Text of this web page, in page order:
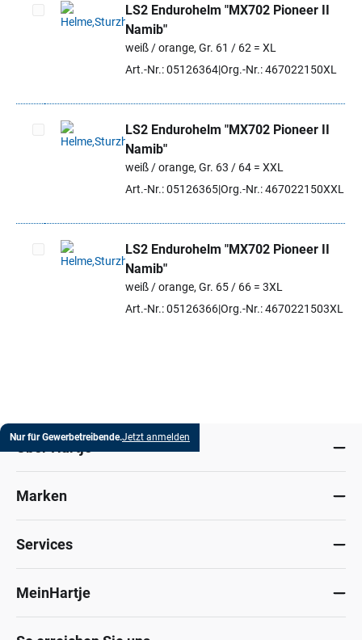
Artikel auswählen
LS2 Endurohelm "MX702 Pioneer II
Namib"
weiß / orange, Gr. 61 / 62 = XL
Art.-Nr.: 05126364Org.-Nr.: 467022150XL
Artikel auswählen
LS2 Endurohelm "MX702 Pioneer II
Namib"
weiß / orange, Gr. 63 / 64 = XXL
Art.-Nr.: 05126365Org.-Nr.: 467022150XXL
Artikel auswählen
LS2 Endurohelm "MX702 Pioneer II
Namib"
weiß / orange, Gr. 65 / 66 = 3XL
Art.-Nr.: 05126366Org.-Nr.: 4670221503XL
Nur für Gewerbetreibende.Jetzt anmelden
Marken
Services
MeinHartje